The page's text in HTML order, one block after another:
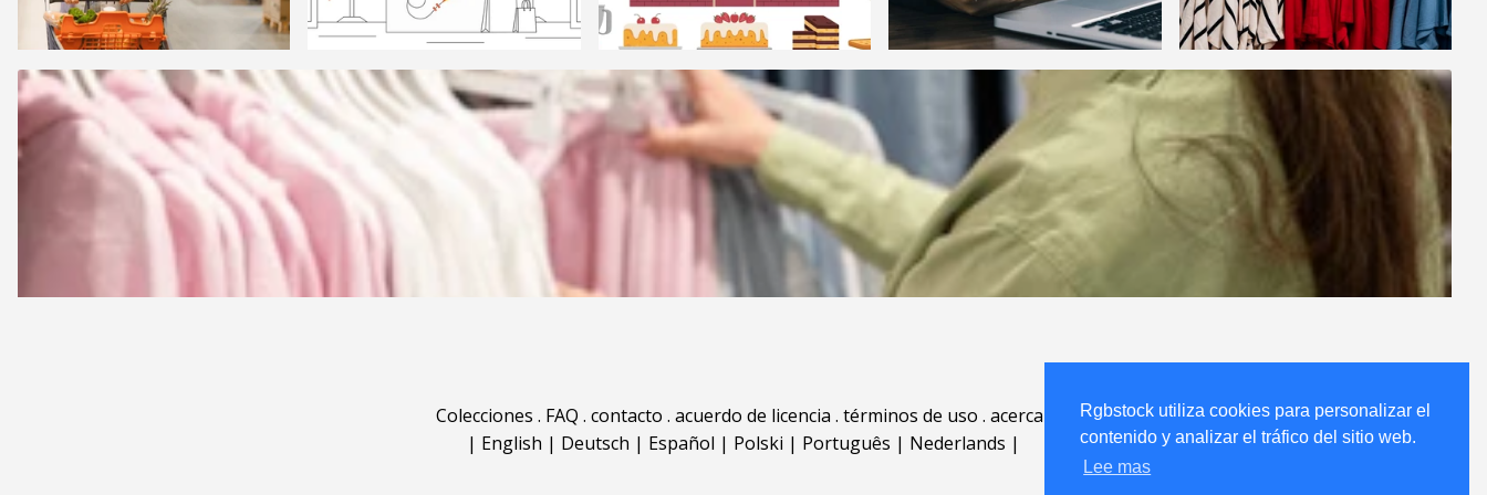
Rgbstock utiliza cookies para personalizar el
contenido y analizar el tráfico del sitio web.
Lee mas
Colecciones . FAQ . contacto . acuerdo de licencia . términos de uso . acerca
| English | Deutsch | Español | Polski | Português | Nederlands |